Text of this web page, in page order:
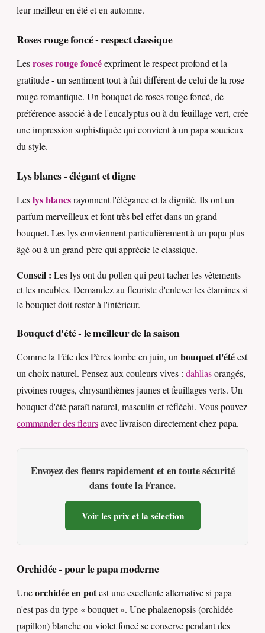
leur meilleur en été et en automne.
Roses rouge foncé - respect classique
Lesroses rouge foncéexpriment le respect profond et la
gratitude - un sentiment tout à fait différent de celui de la rose
rouge romantique. Un bouquet de roses rouge foncé, de
préférence associé à de l'eucalyptus ou à du feuillage vert, crée
une impression sophistiquée qui convient à un papa soucieux
du style.
Lys blancs - élégant et digne
Leslys blancsrayonnent l'élégance et la dignité. Ils ont un
parfum merveilleux et font très bel effet dans un grand
bouquet. Les lys conviennent particulièrement à un papa plus
âgé ou à un grand-père qui apprécie le classique.
Conseil : Les lys ont du pollen qui peut tacher les vêtements
et les meubles. Demandez au fleuriste d'enlever les étamines si
le bouquet doit rester à l'intérieur.
Bouquet d'été - le meilleur de la saison
Comme la Fête des Pères tombe en juin, un bouquet d'étéest
un choix naturel. Pensez aux couleurs vives : dahliasorangés,
pivoines rouges, chrysanthèmes jaunes et feuillages verts. Un
bouquet d'été paraît naturel, masculin et réfléchi. Vous pouvez
commander des fleursavec livraison directement chez papa.
Envoyez des fleurs rapidement et en toute sécurité
dans toute la France.
Voir les prix et la sélection
Orchidée - pour le papa moderne
Uneorchidée en potest une excellente alternative si papa
n'est pas du type « bouquet ». Une phalaenopsis (orchidée
papillon) blanche ou violet foncé se conserve pendant des